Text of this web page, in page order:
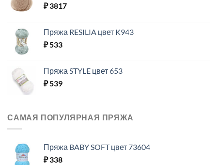
₽3817
Пряжа RESILIA цвет K943
₽533
Пряжа STYLE цвет 653
₽539
САМАЯ ПОПУЛЯРНАЯ ПРЯЖА
Пряжа BABY SOFT цвет 73604
₽338